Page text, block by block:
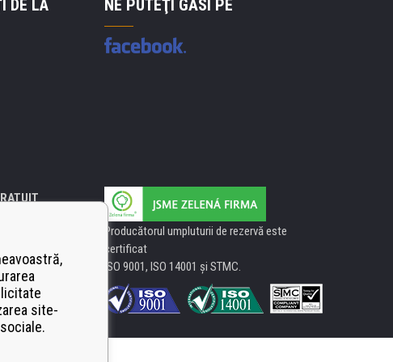
DE LA
NE PUTEŢI GĂSI PE
Producătorul umpluturii de rezervă este
certificat
ISO 9001, ISO 14001 şi STMC.
site-